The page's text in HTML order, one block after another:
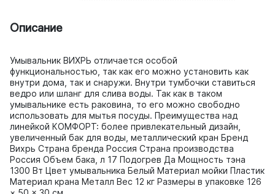
Описание
Умывальник ВИХРЬ отличается особой
функциональностью, так как его можно установить как
внутри дома, так и снаружи. Внутри тумбочки ставиться
ведро или шланг для слива воды. Так как в таком
умывальнике есть раковина, то его можно свободно
использовать для мытья посуды. Преимущества над
линейкой КОМФОРТ: более привлекательный дизайн,
увеличенный бак для воды, металлический кран Бренд
Вихрь Страна бренда Россия Страна производства
Россия Объем бака, л 17 Подогрев Да Мощность тэна
1300 Вт Цвет умывальника Белый Материал мойки Пластик
Материал крана Металл Вес 12 кг Размеры в упаковке 126